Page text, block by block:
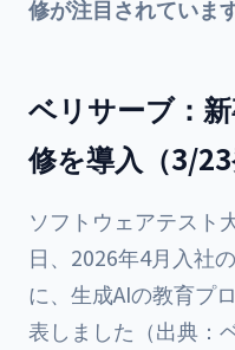
修が注目されています
ベリサーブ：
修を導入（3/23
ソフトウェアテスト
日、2026年4月入社
に、生成AIの教育プ
表しました（出典：